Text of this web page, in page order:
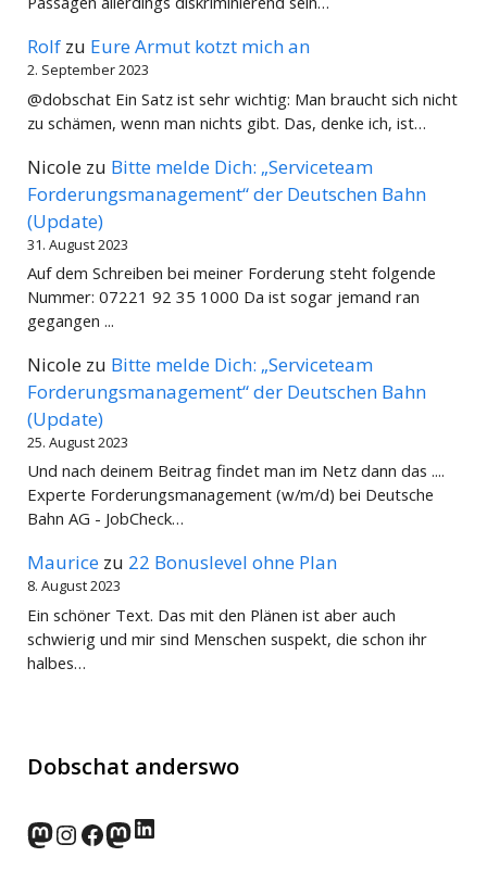
Rolf zu Eure Armut kotzt mich an
2. September 2023
@dobschat Ein Satz ist sehr wichtig: Man braucht sich nicht
zu schämen, wenn man nichts gibt. Das, denke ich, ist…
Nicole zu Bitte melde Dich: „Serviceteam
Forderungsmanagement“ der Deutschen Bahn
(Update)
31. August 2023
Auf dem Schreiben bei meiner Forderung steht folgende
Nummer: 07221 92 35 1000 Da ist sogar jemand ran
gegangen ...
Nicole zu Bitte melde Dich: „Serviceteam
Forderungsmanagement“ der Deutschen Bahn
(Update)
25. August 2023
Und nach deinem Beitrag findet man im Netz dann das ....
Experte Forderungsmanagement (w/m/d) bei Deutsche
Bahn AG - JobCheck…
Maurice zu 22 Bonuslevel ohne Plan
8. August 2023
Ein schöner Text. Das mit den Plänen ist aber auch
schwierig und mir sind Menschen suspekt, die schon ihr
halbes…
Dobschat anderswo
norden.social
Instagram
Facebook
wp-punks.social
LinkedIn